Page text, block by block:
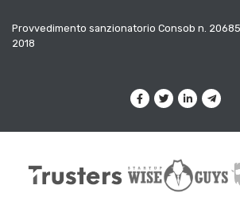
Provvedimento sanzionatorio Consob n.
2018